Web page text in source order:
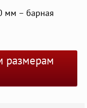
мм – барная
размерам